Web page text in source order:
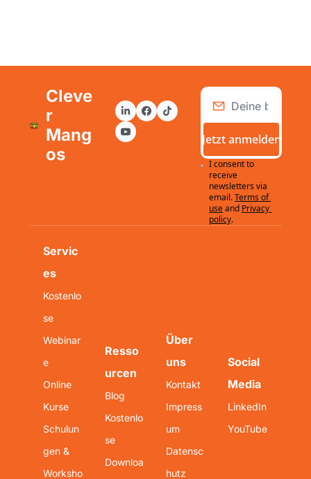
Cleve
r
Mang
os
Jetzt anmelden
I consent to
receive
newsletters via
email.Terms of
useand Privacy
policy.
Servic
es
Kostenlo
se
Webinar
e
Online
Kurse
Schulun
gen &
Worksho
Resso
urcen
Blog
Kostenlo
se
Downloa
Über
uns
Kontakt
Impress
um
Datensc
hutz
Social
Media
LinkedIn
YouTube